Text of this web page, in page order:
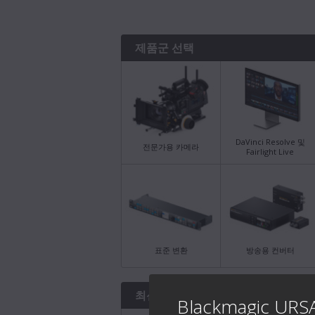
제품군 선택
전문가용 카메라
DaVinci Resolve 및
Fairlight Live
표준 변환 방송용 컨버터
최신 다운로드